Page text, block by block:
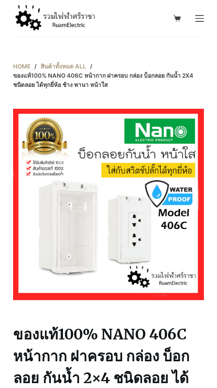
o
c
HOME / สินค้าทั้งหมด ALL /
ของแท้100% NANO 406C หน้ากาก ฝาครอบ กล่อง บ็อกลอย กันน้ำ 2X4
ชนิดลอย ได้ทุกยี่ห้อ ช้าง พานา หน้าใส
ของแท้100% NANO 406C
หน้ากาก ฝาครอบ กล่อง บ็อก
ลอย กันน้ำ 2×4 ชนิดลอย ได้